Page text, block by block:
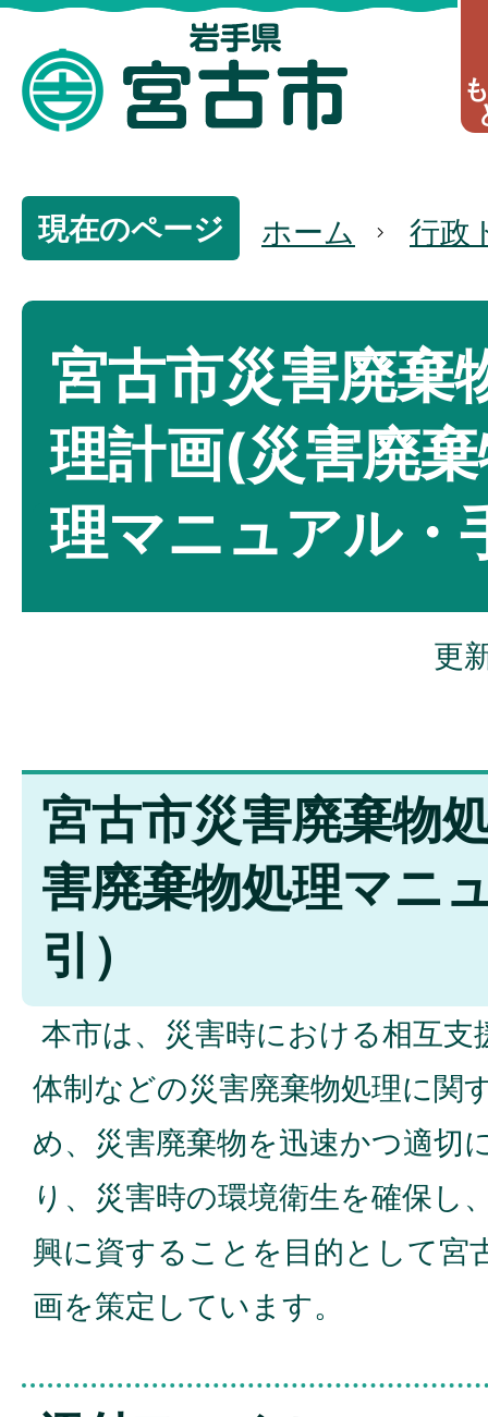
現在のページ ホーム 行政
宮古市災害廃棄
理計画(災害廃
理マニュアル・
更
宮古市災害廃棄物
害廃棄物処理マニ
引）
本市は、災害時における相互支
体制などの災害廃棄物処理に関
め、災害廃棄物を迅速かつ適切
り、災害時の環境衛生を確保し
興に資することを目的として宮
画を策定しています。